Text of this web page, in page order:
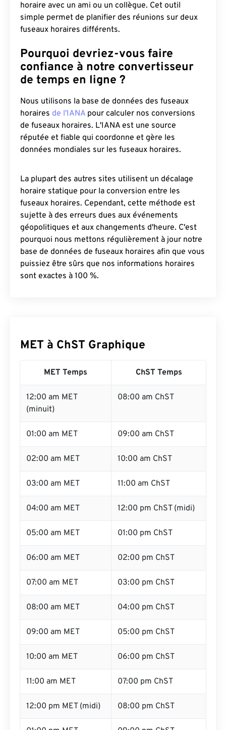
horaire avec un ami ou un collègue. Cet outil
simple permet de planifier des réunions sur deux
fuseaux horaires différents.
Pourquoi devriez-vous faire
confiance à notre convertisseur
de temps en ligne ?
Nous utilisons la base de données des fuseaux
horaires de l'IANA pour calculer nos conversions
de fuseaux horaires. L'IANA est une source
réputée et fiable qui coordonne et gère les
données mondiales sur les fuseaux horaires.
La plupart des autres sites utilisent un décalage
horaire statique pour la conversion entre les
fuseaux horaires. Cependant, cette méthode est
sujette à des erreurs dues aux événements
géopolitiques et aux changements d'heure. C'est
pourquoi nous mettons régulièrement à jour notre
base de données de fuseaux horaires afin que vous
puissiez être sûrs que nos informations horaires
sont exactes à 100 %.
MET à ChST Graphique
MET Temps ChST Temps
12:00 am MET
(minuit)
08:00 am ChST
01:00 am MET 09:00 am ChST
02:00 am MET 10:00 am ChST
03:00 am MET 11:00 am ChST
04:00 am MET 12:00 pm ChST (midi)
05:00 am MET 01:00 pm ChST
06:00 am MET 02:00 pm ChST
07:00 am MET 03:00 pm ChST
08:00 am MET 04:00 pm ChST
09:00 am MET 05:00 pm ChST
10:00 am MET 06:00 pm ChST
11:00 am MET 07:00 pm ChST
12:00 pm MET (midi) 08:00 pm ChST